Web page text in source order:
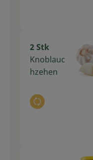
2 Stk
Knoblauc
hzehen
Auswahl ändern